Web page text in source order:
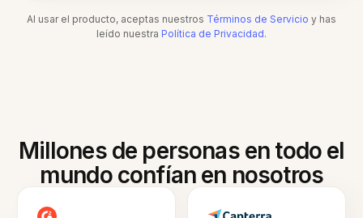
Al usar el producto, aceptas nuestros Términos de Servicio y has
leído nuestra Política de Privacidad.
Millones de personas en todo el
mundo confían en nosotros